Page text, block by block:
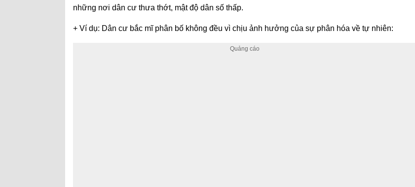
những nơi dân cư thưa thớt, mật độ dân số thấp.
+ Ví dụ: Dân cư bắc mĩ phân bố không đều vì chịu ảnh hưởng của sự phân hóa về tự nhiên: